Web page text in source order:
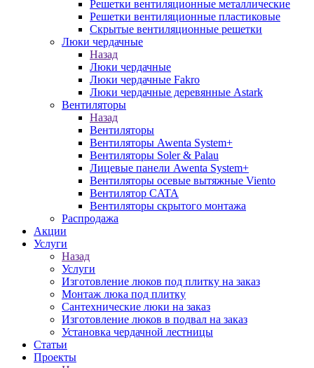
Решетки вентиляционные металлические
Решетки вентиляционные пластиковые
Скрытые вентиляционные решетки
Люки чердачные
Назад
Люки чердачные
Люки чердачные Fakro
Люки чердачные деревянные Astark
Вентиляторы
Назад
Вентиляторы
Вентиляторы Awenta System+
Вентиляторы Soler & Palau
Лицевые панели Awenta System+
Вентиляторы осевые вытяжные Viento
Вентилятор CATA
Вентиляторы скрытого монтажа
Распродажа
Акции
Услуги
Назад
Услуги
Изготовление люков под плитку на заказ
Монтаж люка под плитку
Сантехнические люки на заказ
Изготовление люков в подвал на заказ
Установка чердачной лестницы
Статьи
Проекты